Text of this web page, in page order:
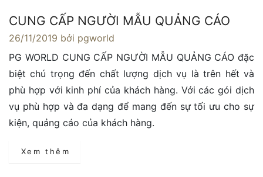
CUNG CẤP NGƯỜI MẪU QUẢNG CÁO
26/11/2019 bởi pgworld
PG WORLD CUNG CẤP NGƯỜI MẪU QUẢNG CÁO đặc
biệt chú trọng đến chất lượng dịch vụ là trên hết và
phù hợp với kinh phí của khách hàng. Với các gói dịch
vụ phù hợp và đa dạng để mang đến sự tối ưu cho sự
kiện, quảng cáo của khách hàng.
Xem thêm